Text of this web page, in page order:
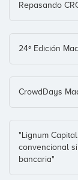
Repasando
24ª Edición
CrowdDays
"Lignum
convencional
bancaria"